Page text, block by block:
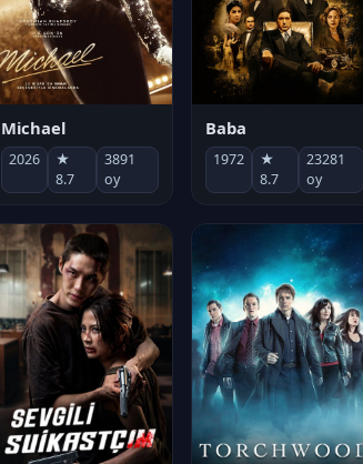
Michael
2026
★
8.7
3891
oy
Baba
1972
★
8.7
23281
oy